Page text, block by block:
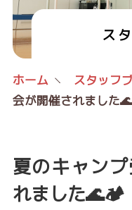
ス
ホーム スタッフ
会が開催されました
夏のキャン
れました🌊🏕️